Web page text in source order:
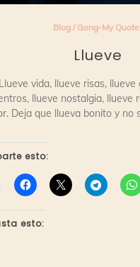
Blog/ Gong-My
Llueve
Llueve vida, llueve risas, llueve
llueve nostalgia, llueve
Deja que llueva bonito y no
esto:
esto: